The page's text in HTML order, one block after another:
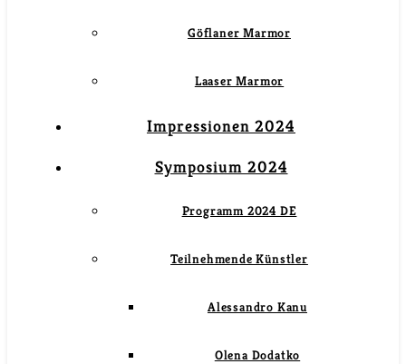
Göflaner Marmor
Laaser Marmor
Impressionen 2024
Symposium 2024
Programm 2024 DE
Teilnehmende Künstler
Alessandro Kanu
Olena Dodatko